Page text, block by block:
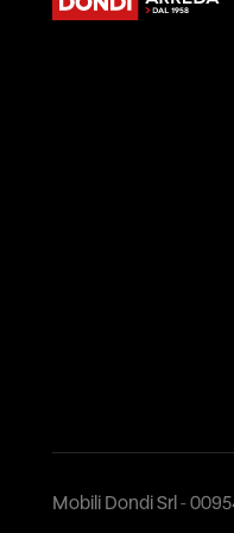
Mobili Dondi Srl -